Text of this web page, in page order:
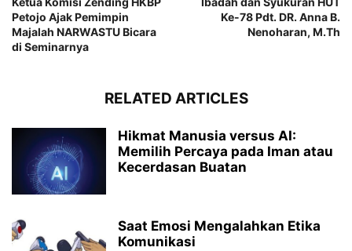
Petojo Ajak Pemimpin
Majalah NARWASTU Bicara
di Seminarnya
Ke-78 Pdt. DR. Anna B.
Nenoharan, M.Th
RELATED ARTICLES
Hikmat Manusia versus AI:
Memilih Percaya pada Iman atau
Kecerdasan Buatan
Saat Emosi Mengalahkan Etika
Komunikasi